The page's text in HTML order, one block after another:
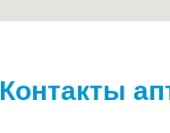
Контакты